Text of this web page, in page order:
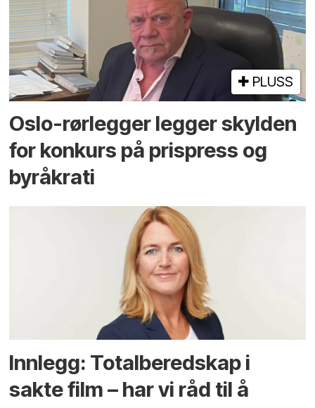
PLUSS
Oslo-rørlegger legger skylden
for konkurs på prispress og
byråkrati
Innlegg: Totalberedskap i
sakte film – har vi råd til å